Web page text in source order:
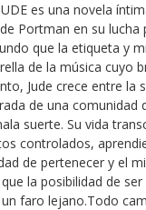
es una novela
Portman en su lucha
que la etiqueta y
de la música cuyo
Jude crece entre la
de una comunidad
suerte. Su vida
controlados,
de pertenecer y el
la posibilidad de
faro lejano.Todo